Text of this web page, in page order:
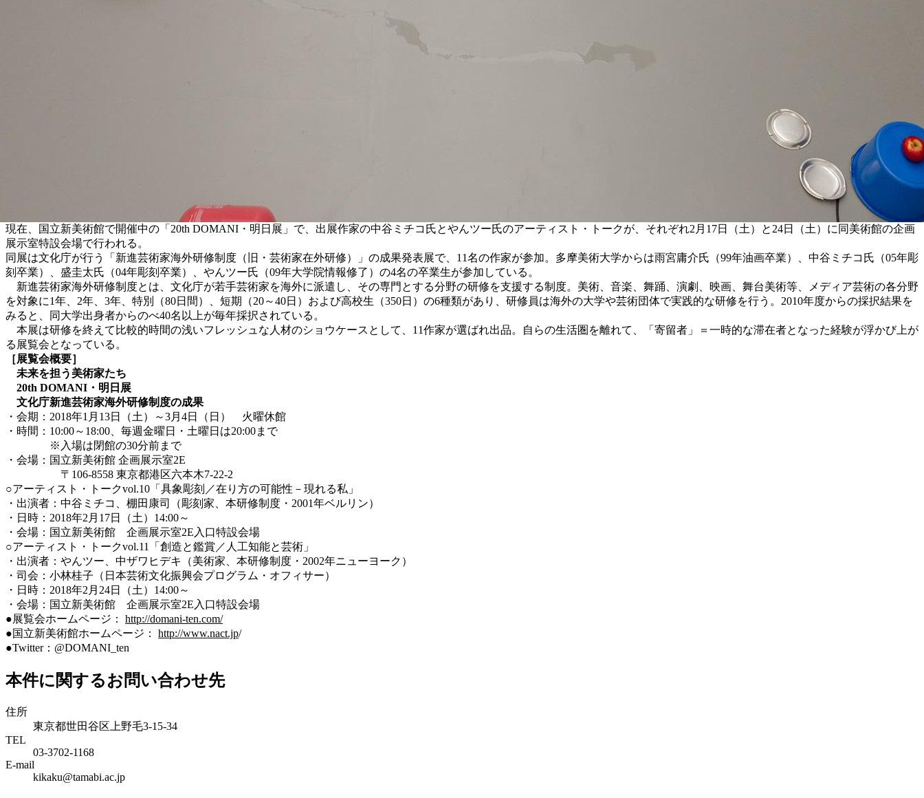
現在、国立新美術館で開催中の「20th DOMANI・明日展」で、出展作家の中谷ミチコ氏とやんツー氏のアーティスト・トークが、それぞれ2月17日（土）と24日（土）に同美術館の企画
展示室特設会場で行われる。
同展は文化庁が行う「新進芸術家海外研修制度（旧・芸術家在外研修）」の成果発表展で、11名の作家が参加。多摩美術大学からは雨宮庸介氏（99年油画卒業）、中谷ミチコ氏（05年彫
刻卒業）、盛圭太氏（04年彫刻卒業）、やんツー氏（09年大学院情報修了）の4名の卒業生が参加している。
新進芸術家海外研修制度とは、文化庁が若手芸術家を海外に派遣し、その専門とする分野の研修を支援する制度。美術、音楽、舞踊、演劇、映画、舞台美術等、メディア芸術の各分野
を対象に1年、2年、3年、特別（80日間）、短期（20～40日）および高校生（350日）の6種類があり、研修員は海外の大学や芸術団体で実践的な研修を行う。2010年度からの採択結果を
みると、同大学出身者からのべ40名以上が毎年採択されている。
本展は研修を終えて比較的時間の浅いフレッシュな人材のショウケースとして、11作家が選ばれ出品。自らの生活圏を離れて、「寄留者」＝一時的な滞在者となった経験が浮かび上が
る展覧会となっている。
［展覧会概要］
未来を担う美術家たち
20th DOMANI・明日展
文化庁新進芸術家海外研修制度の成果
・会期：2018年1月13日（土）～3月4日（日） 火曜休館
・時間：10:00～18:00、毎週金曜日・土曜日は20:00まで
※入場は閉館の30分前まで
・会場：国立新美術館 企画展示室2E
〒106-8558 東京都港区六本木7-22-2
○アーティスト・トークvol.10「具象彫刻／在り方の可能性－現れる私」
・出演者：中谷ミチコ、棚田康司（彫刻家、本研修制度・2001年ベルリン）
・日時：2018年2月17日（土）14:00～
・会場：国立新美術館 企画展示室2E入口特設会場
○アーティスト・トークvol.11「創造と鑑賞／人工知能と芸術」
・出演者：やんツー、中ザワヒデキ（美術家、本研修制度・2002年ニューヨーク）
・司会：小林桂子（日本芸術文化振興会プログラム・オフィサー）
・日時：2018年2月24日（土）14:00～
・会場：国立新美術館 企画展示室2E入口特設会場
●展覧会ホームページ： http://domani-ten.com/
●国立新美術館ホームページ： http://www.nact.jp/
●Twitter：@DOMANI_ten
本件に関するお問い合わせ先
住所
東京都世田谷区上野毛3-15-34
TEL
03-3702-1168
E-mail
kikaku@tamabi.ac.jp